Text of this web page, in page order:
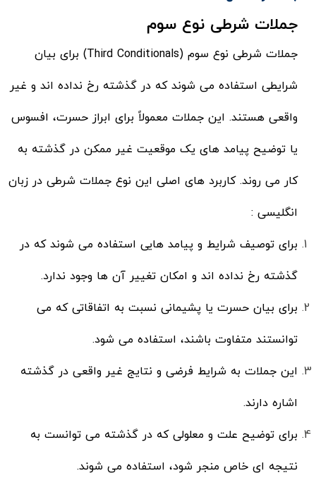
جملات شرطی نوع سوم
جملات شرطی نوع سوم (Third Conditionals) برای بیان
شرایطی استفاده می شوند که در گذشته رخ نداده‌ اند و غیر
واقعی هستند. این جملات معمولاً برای ابراز حسرت، افسوس
یا توضیح پیامد های یک موقعیت غیر ممکن در گذشته به
کار می روند. کاربرد های اصلی این نوع جملات شرطی در زبان
انگلیسی :
برای توصیف شرایط و پیامد هایی استفاده می شوند که در
گذشته رخ نداده اند و امکان تغییر آن ها وجود ندارد.
برای بیان حسرت یا پشیمانی نسبت به اتفاقاتی که می
توانستند متفاوت باشند، استفاده می شود.
این جملات به شرایط فرضی و نتایج غیر واقعی در گذشته
اشاره دارند.
برای توضیح علت و معلولی که در گذشته می توانست به
نتیجه ای خاص منجر شود، استفاده می شوند.